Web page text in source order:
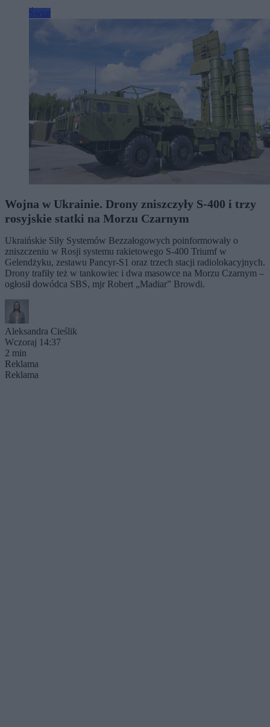
Wojna w Ukrainie. Drony zniszczyły S-400 i trzy
rosyjskie statki na Morzu Czarnym
Ukraińskie Siły Systemów Bezzałogowych poinformowały o
zniszczeniu w Rosji systemu rakietowego S-400 Triumf w
Gelendżyku, zestawu Pancyr-S1 oraz trzech stacji radiolokacyjnych.
Drony trafiły też w tankowiec i dwa masowce na Morzu Czarnym –
ogłosił dowódca SBS, mjr Robert „Madiar” Browdi.
Aleksandra Cieślik
Wczoraj 14:37
2 min
Reklama
Reklama